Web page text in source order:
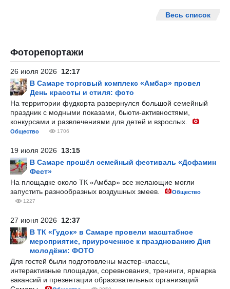
Весь список
Фоторепортажи
26 июля 2026 12:17
В Самаре торговый комплекс «Амбар» провел
День красоты и стиля: фото
На территории фудкорта развернулся большой семейный
праздник с модными показами, бьюти-активностями,
конкурсами и развлечениями для детей и взрослых.
Общество 1706
19 июля 2026 13:15
В Самаре прошёл семейный фестиваль «Дофамин
Фест»
На площадке около ТК «Амбар» все желающие могли
запустить разнообразных воздушных змеев.
Общество
1227
27 июня 2026 12:37
В ТК «Гудок» в Самаре провели масштабное
мероприятие, приуроченное к празднованию Дня
молодёжи: ФОТО
Для гостей были подготовлены мастер-классы,
интерактивные площадки, соревнования, тренинги, ярмарка
вакансий и презентации образовательных организаций